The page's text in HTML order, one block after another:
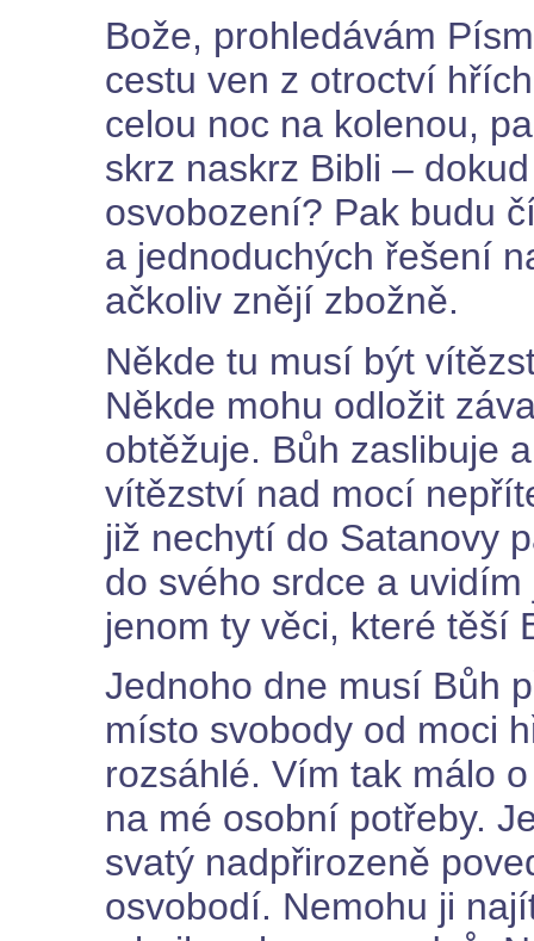
Bože, prohledávám
cestu ven z otroctví
celou noc na kolenou,
skrz naskrz Bibli –
osvobození? Pak budu
a jednoduchých řešení
ačkoliv znějí zbožně.
Někde tu musí být
Někde mohu odložit
obtěžuje. Bůh zaslibuje
vítězství nad mocí
již nechytí do Satanovy
do svého srdce a
jenom ty věci, které těší
Jednoho dne musí Bůh
místo svobody od moci
rozsáhlé. Vím tak málo
na mé osobní potřeby.
svatý nadpřirozeně
osvobodí. Nemohu ji